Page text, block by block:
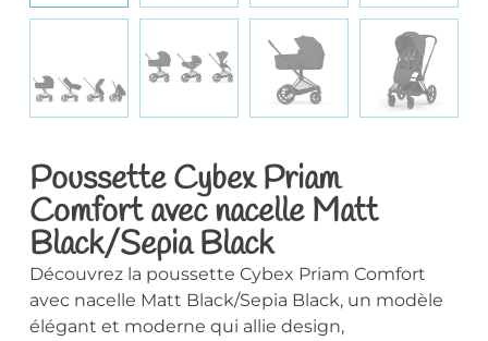
Poussette Cybex Priam
Comfort avec nacelle Matt
Black/Sepia Black
Découvrez la poussette Cybex Priam Comfort
avec nacelle Matt Black/Sepia Black, un modèle
élégant et moderne qui allie design,